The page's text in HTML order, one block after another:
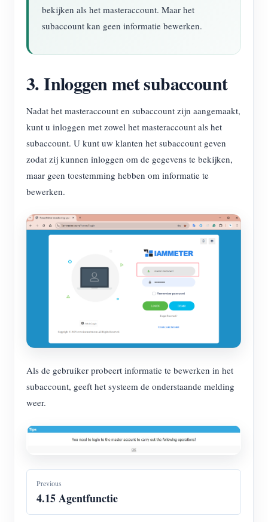
bekijken als het masteraccount. Maar het
subaccount kan geen informatie bewerken.
3. Inloggen met subaccount
Nadat het masteraccount en subaccount zijn aangemaakt,
kunt u inloggen met zowel het masteraccount als het
subaccount. U kunt uw klanten het subaccount geven
zodat zij kunnen inloggen om de gegevens te bekijken,
maar geen toestemming hebben om informatie te
bewerken.
Als de gebruiker probeert informatie te bewerken in het
subaccount, geeft het systeem de onderstaande melding
weer.
Previous
4.15 Agentfunctie